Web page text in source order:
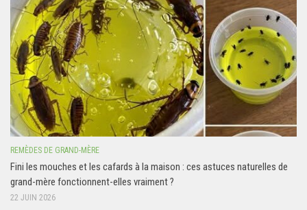
REMÈDES DE GRAND-MÈRE
Fini les mouches et les cafards à la maison : ces astuces naturelles de
grand-mère fonctionnent-elles vraiment ?
22 JUIN 2026